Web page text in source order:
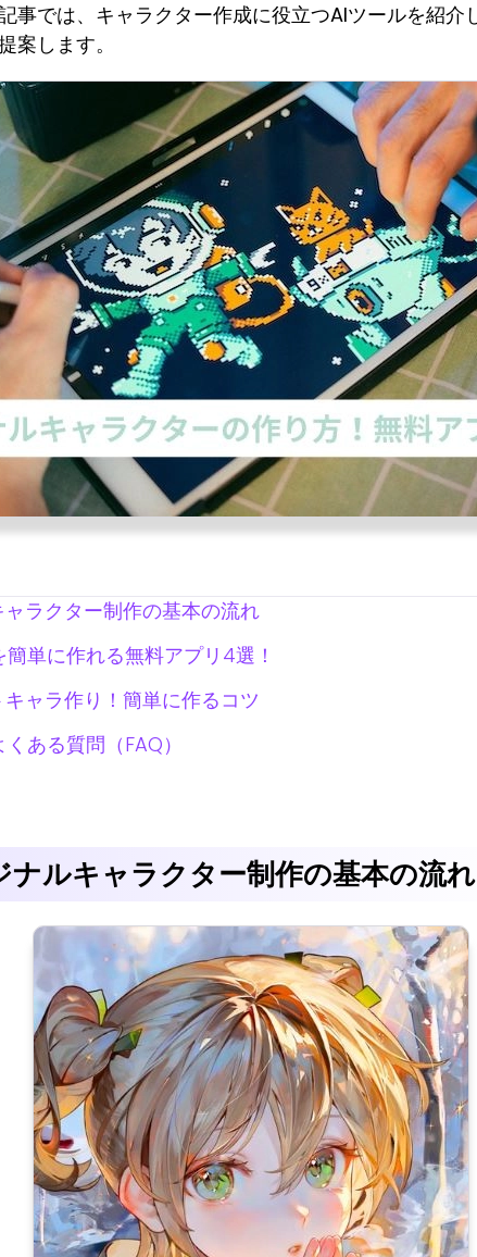
事では、キャラクター作成に役立つAIツールを紹
案します。
ラクター制作の基本の流れ
単に作れる無料アプリ4選！
ャラ作り！簡単に作るコツ
ある質問（FAQ）
ルキャラクター制作の基本の流れ